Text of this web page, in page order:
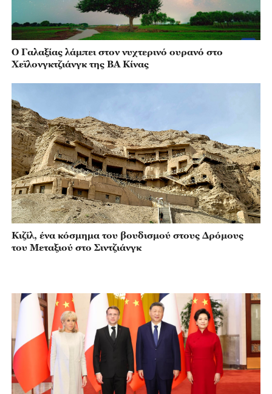
Ο Γαλαξίας λάμπει στον νυχτερινό ουρανό στο
Χεϊλονγκτζιάνγκ της ΒΑ Κίνας
Κιζίλ, ένα κόσμημα του βουδισμού στους Δρόμους
του Μεταξιού στο Σιντζιάνγκ